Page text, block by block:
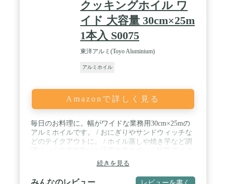
クッキングホイル ワ
イド 大容量 30cm×25m
1本入 S0075
東洋アルミ(Toyo Aluminium)
アルミホイル
Amazonで詳しく見る
毎日のお料理に。幅がワイドな業務用30cm×25mの
アルミホイルです。 / おにぎりやサンドウィッチな
どのテイクアウトに。 / ホイル蒸しや焼き芋など調
続きを見る
レビューを書く